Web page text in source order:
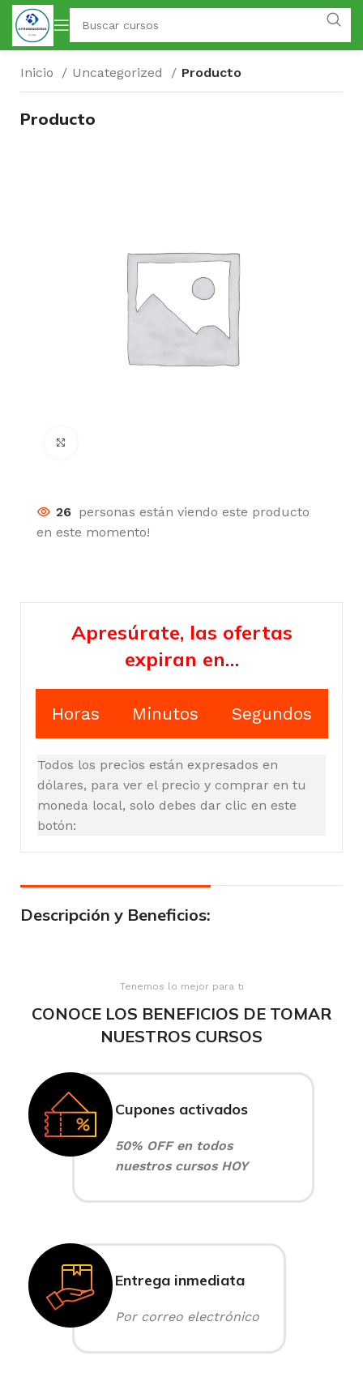
Inicio Uncategorized Producto
Producto
26 personas están viendo este producto
en este momento!
Apresúrate, las ofertas
expiran en…
Horas Minutos Segundos
Todos los precios están expresados en
dólares, para ver el precio y comprar en tu
moneda local, solo debes dar clic en este
botón:
Descripción y Beneficios:
Tenemos lo mejor para ti
CONOCE LOS BENEFICIOS DE TOMAR
NUESTROS CURSOS
Cupones activados
50% OFF en todos
nuestros cursos HOY
Entrega inmediata
Por correo electrónico